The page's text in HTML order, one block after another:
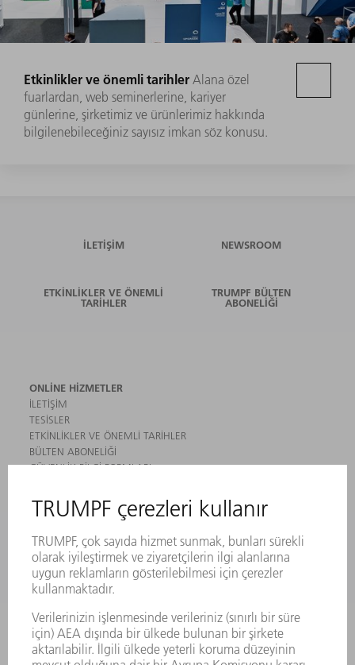
Etkinlikler ve önemli tarihler Alana özel
fuarlardan, web seminerlerine, kariyer
günlerine, şirketimiz ve ürünlerimiz hakkında
bilgilenebileceğiniz sayısız imkan söz konusu.
İLETIŞIM NEWSROOM
ETKINLIKLER VE ÖNEMLI
TARIHLER
TRUMPF BÜLTEN
ABONELIĞI
ONLINE HIZMETLER
İLETIŞIM
TESISLER
ETKINLIKLER VE ÖNEMLI TARIHLER
BÜLTEN ABONELIĞI
GÜVENLIK BILGI FORMLARI
MAKINALAR VE SISTEMLER
LAZER
ELEKTRIKLI ALETLER
SMART FACTORY
YAZILIM
SERVISLER
UYGULAMALAR
SEKTÖRLER
ŞIRKET
KARIYER